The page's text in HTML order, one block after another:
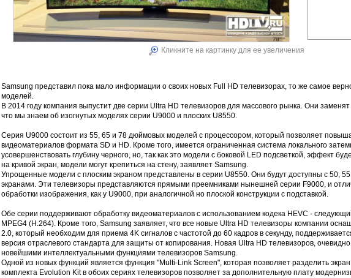
Кликните на картинку для ее увеличения
Samsung представил пока мало информации о своих новых Full HD телевизорах, то же самое
моделей.
В 2014 году компания выпустит две серии Ultra HD телевизоров для массового рынка. Они
что мы знаем об изогнутых моделях серии U9000 и плоских U8550.
Серия U9000 состоит из 55, 65 и 78 дюймовых моделей с процессором, который позволяет
видеоматериалов формата SD и HD. Кроме того, имеется ограниченная система локального
усовершенствовать глубину черного, но, так как это модели с боковой LED подсветкой, эффект
на кривой экран, модели могут крепиться на стену, заявляет Samsung.
Упрощенные модели с плоским экраном представлены в серии U8550. Они будут доступны с 50,
экранами. Эти телевизоры представляются прямыми преемниками нынешней серии F9000, и
обработки изображения, как у U9000, при аналогичной но плоской конструкции с подставкой.
Обе серии поддерживают обработку видеоматериалов с использованием кодека HEVC -
MPEG4 (H.264). Кроме того, Samsung заявляет, что все новые Ultra HD телевизоры компании
2.0, который необходим для приема 4K сигналов с частотой до 60 кадров в секунду,
версия отраслевого стандарта для защиты от копирования. Новая Ultra HD телевизоров,
новейшими интеллектуальными функциями телевизоров Samsung.
Одной из новых функций является функция "Multi-Link Screen", которая позволяет разделить
комплекта Evolution Kit в обоих сериях телевизоров позволяет за дополнительную плату